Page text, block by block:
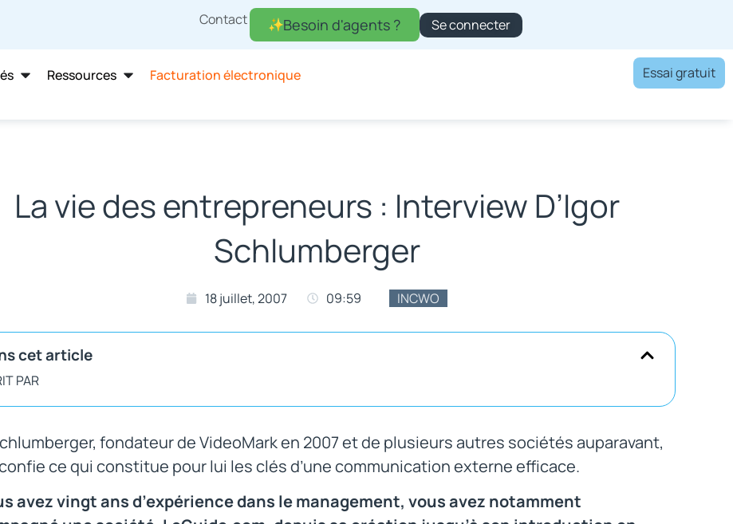
Contact Se connecter
Besoin d'agents ?
Ressources Facturation électronique Essai gratuit
La vie des entrepreneurs : Interview D’Igor
Schlumberger
18 juillet, 2007 09:59 INCWO
cet article
PAR
fondateur de VideoMark en 2007 et de plusieurs autres sociétés auparavant,
ce qui constitue pour lui les clés d’une communication externe efficace.
avez vingt ans d’expérience dans le management, vous avez notamment